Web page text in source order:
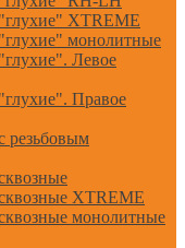
XTREME
монолитные
Левое
Правое
резьбовым
XTREME
монолитные